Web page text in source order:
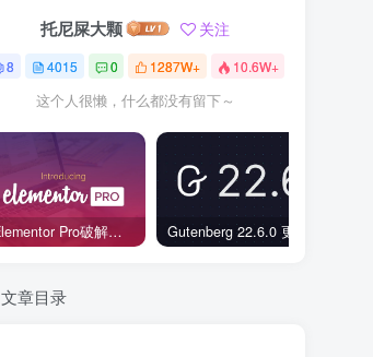
托尼屎大颗 关注
8 4015 0 1287W+ 10.6W+
这个人很懒，什么都没有留下～
Elementor Pro破解版还能用吗？2026年常见风险与后果盘点
文章目录